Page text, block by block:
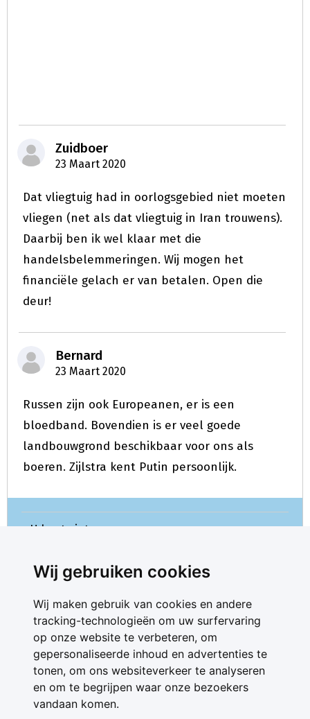
Wij gebruiken cookies
Wij maken gebruik van cookies en andere
tracking-technologieën om uw surfervaring
op onze website te verbeteren, om
gepersonaliseerde inhoud en advertenties te
tonen, om ons websiteverkeer te analyseren
en om te begrijpen waar onze bezoekers
vandaan komen.
Zuidboer
23 Maart 2020
Dat vliegtuig had in oorlogsgebied niet moeten
vliegen (net als dat vliegtuig in Iran trouwens).
Daarbij ben ik wel klaar met die
handelsbelemmeringen. Wij mogen het
financiële gelach er van betalen. Open die
deur!
Bernard
23 Maart 2020
Russen zijn ook Europeanen, er is een
bloedband. Bovendien is er veel goede
landbouwgrond beschikbaar voor ons als
boeren. Zijlstra kent Putin persoonlijk.
U kunt niet meer reageren.
Contact
Feedback
Nieuwsbrief
Adverteren